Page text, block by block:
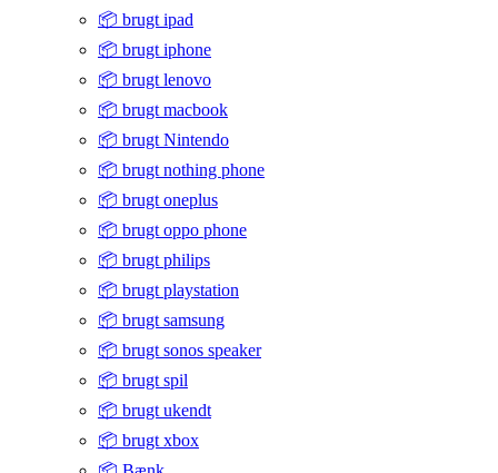
📦 brugt ipad
📦 brugt iphone
📦 brugt lenovo
📦 brugt macbook
📦 brugt Nintendo
📦 brugt nothing phone
📦 brugt oneplus
📦 brugt oppo phone
📦 brugt philips
📦 brugt playstation
📦 brugt samsung
📦 brugt sonos speaker
📦 brugt spil
📦 brugt ukendt
📦 brugt xbox